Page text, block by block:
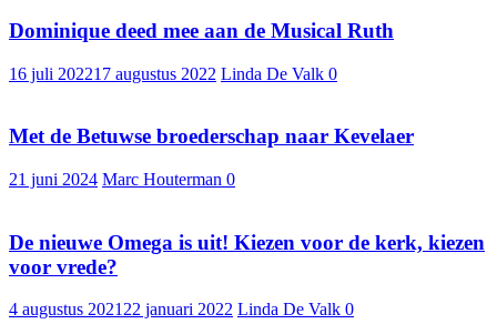
Dominique deed mee aan de Musical Ruth
16 juli 202217 augustus 2022 Linda De Valk 0
Met de Betuwse broederschap naar Kevelaer
21 juni 2024 Marc Houterman 0
De nieuwe Omega is uit! Kiezen voor de kerk, kiezen
voor vrede?
4 augustus 2021 22 januari 2022 Linda De Valk 0